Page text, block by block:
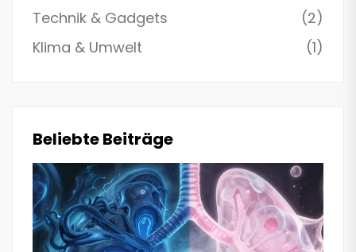
Technik & Gadgets
(2)
Klima & Umwelt
(1)
Beliebte Beiträge